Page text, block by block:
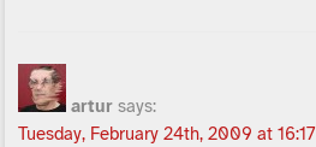
artur says:
Tuesday, February 24th, 2009 at 16:17